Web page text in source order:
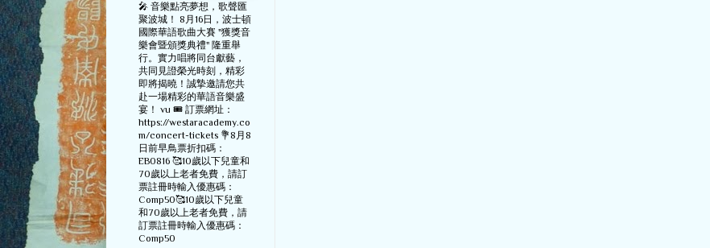
🎤 音樂點亮夢想，歌聲匯
聚波城！ 8月16日，波士頓
國際華語歌曲大賽 "獲獎音
樂會暨頒獎典禮" 隆重舉
行。實力唱將同台獻藝，
共同見證榮光時刻，精彩
即將揭曉！誠摯邀請您共
赴一場精彩的華語音樂盛
宴！ vu 🎟️ 訂票網址：
https://westaracademy.co
m/concert-tickets 💐8月8
日前早鳥票折扣碼：
EB0816 🥰10歲以下兒童和
70歲以上老者免費，請訂
票註冊時輸入優惠碼：
Comp50🥰10歲以下兒童
和70歲以上老者免費，請
訂票註冊時輸入優惠碼：
Comp50